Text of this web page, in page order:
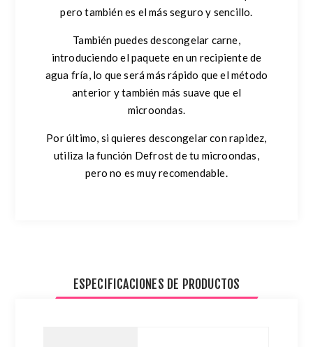
pero también es el más seguro y sencillo.
También puedes descongelar carne,
introduciendo el paquete en un recipiente de
agua fría, lo que será más rápido que el método
anterior y también más suave que el
microondas.
Por último, si quieres descongelar con rapidez,
utiliza la función Defrost de tu microondas,
pero no es muy recomendable.
ESPECIFICACIONES DE PRODUCTOS